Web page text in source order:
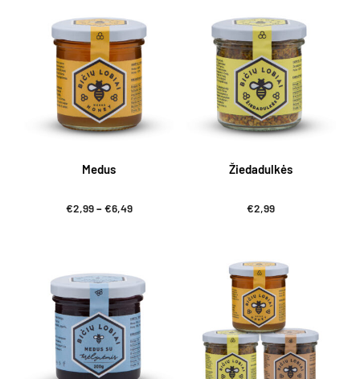
Medus
€2,99–€6,49Price
Žiedadulkės
€2,99